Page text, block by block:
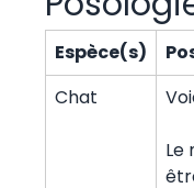
Espèce(s)
Chat
Le